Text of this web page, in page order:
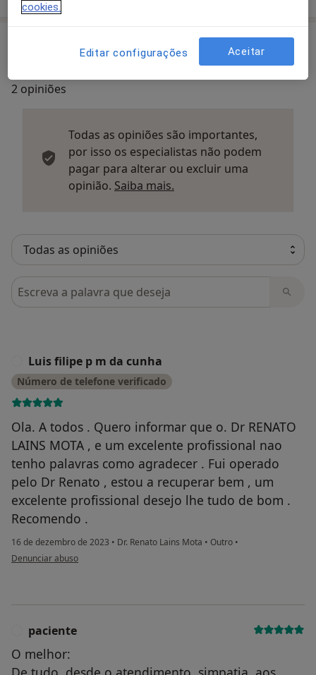
2 opiniões
Todas as opiniões são importantes,
por isso os especialistas não podem
pagar para alterar ou excluir uma
opinião. Saiba mais.
Pesquisar em opiniões
Luis filipe p m da cunha
Número de telefone verificado
Ola. A todos . Quero informar que o. Dr RENATO
LAINS MOTA , e um excelente profissional nao
tenho palavras como agradecer . Fui operado
pelo Dr Renato , estou a recuperar bem , um
excelente profissional desejo lhe tudo de bom .
Recomendo .
16 de dezembro de 2023 • Dr. Renato Lains Mota • Outro •
na opinião do utilizador Luis filipe p m da cunha
Denunciar abuso
paciente
O melhor:
cookies.
Editar configurações Aceitar